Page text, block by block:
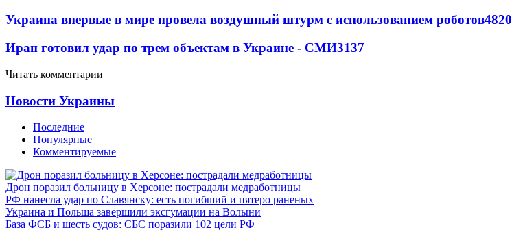
Украина впервые в мире провела воздушный штурм с использованием роботов4820
Иран готовил удар по трем объектам в Украине - СМИ3137
Читать комментарии
Новости Украины
Последние
Популярные
Комментируемые
Дрон поразил больницу в Херсоне: пострадали медработницы
РФ нанесла удар по Славянску: есть погибший и пятеро раненых
Украина и Польша завершили эксгумации на Волыни
База ФСБ и шесть судов: СБС поразили 102 цели РФ